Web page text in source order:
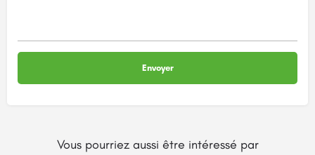
Vous pourriez aussi être intéressé par